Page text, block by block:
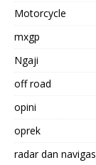
Motorcycle
mxgp
Ngaji
off road
opini
oprek
radar dan